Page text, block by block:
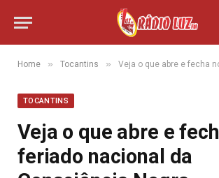
Home » Tocantins » Veja o que abre e fecha no feriado
TOCANTINS
Veja o que abre e
feriado nacional da